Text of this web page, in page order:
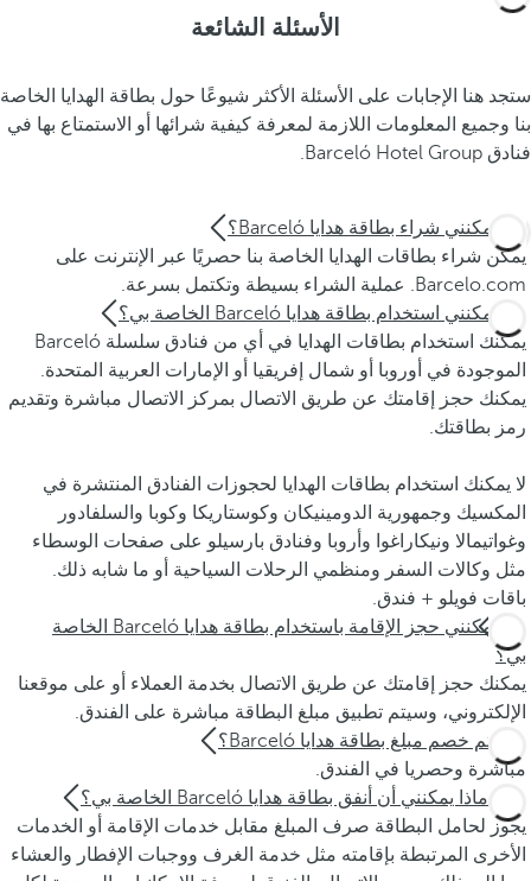
الأسئلة الشائعة
ستجد هنا الإجابات على الأسئلة الأكثر شيوعًا حول بطاقة الهدايا الخاصة
بنا وجميع المعلومات اللازمة لمعرفة كيفية شرائها أو الاستمتاع بها في
فنادق Barceló Hotel Group.
أين يمكنني شراء بطاقة هدايا Barceló؟
يمكن شراء بطاقات الهدايا الخاصة بنا حصريًا عبر الإنترنت على
Barcelo.com. عملية الشراء بسيطة وتكتمل بسرعة.
أين يمكنني استخدام بطاقة هدايا Barceló الخاصة بي؟
يمكنك استخدام بطاقات الهدايا في أي من فنادق سلسلة Barceló
الموجودة في أوروبا أو شمال إفريقيا أو الإمارات العربية المتحدة.
يمكنك حجز إقامتك عن طريق الاتصال بمركز الاتصال مباشرة وتقديم
رمز بطاقتك.
لا يمكنك استخدام بطاقات الهدايا لحجوزات الفنادق المنتشرة في
المكسيك وجمهورية الدومينيكان وكوستاريكا وكوبا والسلفادور
وغواتيمالا ونيكاراغوا وأروبا وفنادق بارسيلو على صفحات الوسطاء
مثل وكالات السفر ومنظمي الرحلات السياحية أو ما شابه ذلك.
باقات فويلو + فندق.
أين يمكنني حجز الإقامة باستخدام بطاقة هدايا Barceló الخاصة
بي؟
يمكنك حجز إقامتك عن طريق الاتصال بخدمة العملاء أو على موقعنا
الإلكتروني، وسيتم تطبيق مبلغ البطاقة مباشرة على الفندق.
أين يتم خصم مبلغ بطاقة هدايا Barceló؟
مباشرة وحصريا في الفندق.
على ماذا يمكنني أن أنفق بطاقة هدايا Barceló الخاصة بي؟
يجوز لحامل البطاقة صرف المبلغ مقابل خدمات الإقامة أو الخدمات
الأخرى المرتبطة بإقامته مثل خدمة الغرف ووجبات الإفطار والعشاء